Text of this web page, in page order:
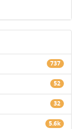
737
52
32
5.6k